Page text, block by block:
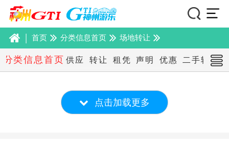
| 首页 分类信息首页 场地转让
分类信息首页 供应 转让 租凭 声明 优惠 二手转让
点击加载更多